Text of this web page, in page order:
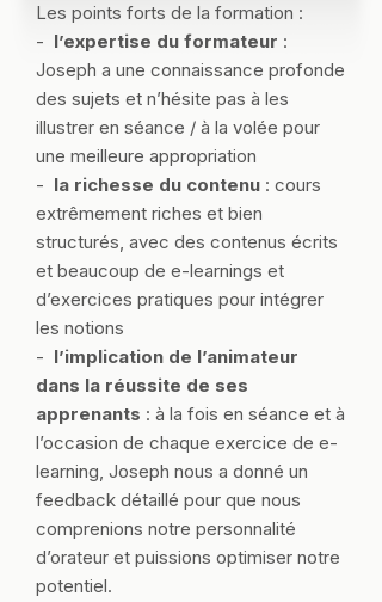
Les points forts de la formation :
- l’expertise du formateur :
Joseph a une connaissance profonde
des sujets et n’hésite pas à les
illustrer en séance / à la volée pour
une meilleure appropriation
- la richesse du contenu : cours
extrêmement riches et bien
structurés, avec des contenus écrits
et beaucoup de e-learnings et
d’exercices pratiques pour intégrer
les notions
- l’implication de l’animateur
dans la réussite de ses
apprenants : à la fois en séance et à
l’occasion de chaque exercice de e-
learning, Joseph nous a donné un
feedback détaillé pour que nous
comprenions notre personnalité
d’orateur et puissions optimiser notre
potentiel.